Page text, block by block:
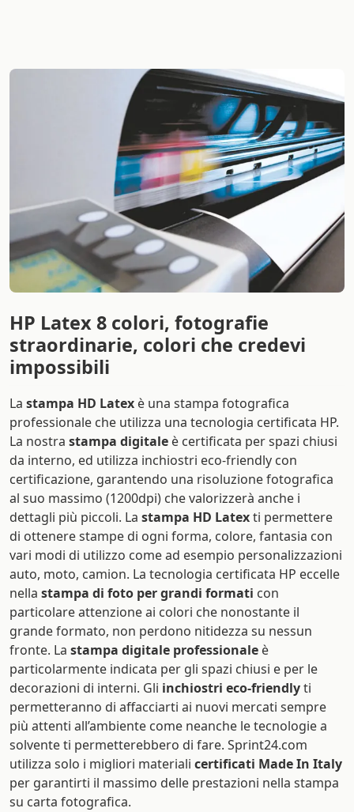
HP Latex 8 colori, fotografie
straordinarie, colori che credevi
impossibili
La stampa HD Latex è una stampa fotografica
professionale che utilizza una tecnologia certificata HP.
La nostra stampa digitale è certificata per spazi chiusi
da interno, ed utilizza inchiostri eco-friendly con
certificazione, garantendo una risoluzione fotografica
al suo massimo (1200dpi) che valorizzerà anche i
dettagli più piccoli. La stampa HD Latexti permettere
di ottenere stampe di ogni forma, colore, fantasia con
vari modi di utilizzo come ad esempio personalizzazioni
auto, moto, camion. La tecnologia certificata HP eccelle
nella stampa di foto per grandi formati con
particolare attenzione ai colori che nonostante il
grande formato, non perdono nitidezza su nessun
fronte. La stampa digitale professionale è
particolarmente indicata per gli spazi chiusi e per le
decorazioni di interni. Gli inchiostri eco-friendlyti
permetteranno di affacciarti ai nuovi mercati sempre
più attenti all’ambiente come neanche le tecnologie a
solvente ti permetterebbero di fare. Sprint24.com
utilizza solo i migliori materiali certificati Made In Italy
per garantirti il massimo delle prestazioni nella stampa
su carta fotografica.